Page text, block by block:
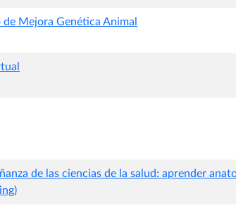
Mejora Genética Animal
de las ciencias de la salud: aprender